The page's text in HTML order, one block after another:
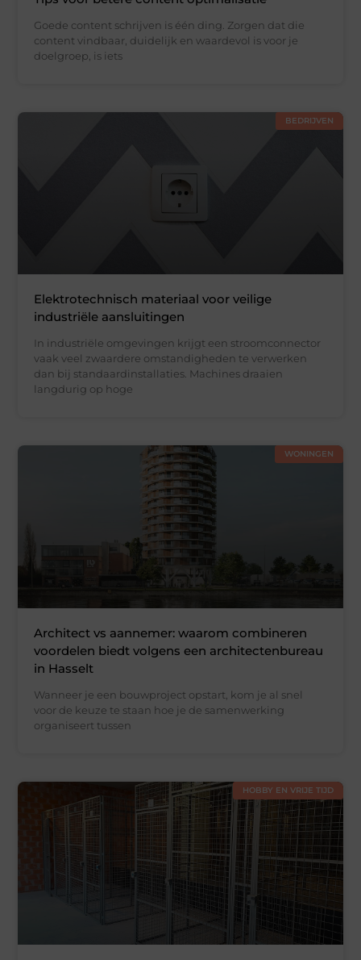
Goede content schrijven is één ding. Zorgen dat die
content vindbaar, duidelijk en waardevol is voor je
doelgroep, is iets
BEDRIJVEN
Elektrotechnisch materiaal voor veilige
industriële aansluitingen
In industriële omgevingen krijgt een stroomconnector
vaak veel zwaardere omstandigheden te verwerken
dan bij standaardinstallaties. Machines draaien
langdurig op hoge
WONINGEN
Architect vs aannemer: waarom combineren
voordelen biedt volgens een architectenbureau
in Hasselt
Wanneer je een bouwproject opstart, kom je al snel
voor de keuze te staan hoe je de samenwerking
organiseert tussen
HOBBY EN VRIJE TIJD